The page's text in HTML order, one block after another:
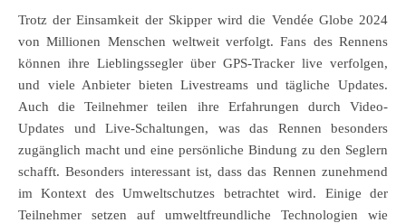
Trotz der Einsamkeit der Skipper wird die Vendée Globe 2024
von Millionen Menschen weltweit verfolgt. Fans des Rennens
können ihre Lieblingssegler über GPS-Tracker live verfolgen,
und viele Anbieter bieten Livestreams und tägliche Updates.
Auch die Teilnehmer teilen ihre Erfahrungen durch Video-
Updates und Live-Schaltungen, was das Rennen besonders
zugänglich macht und eine persönliche Bindung zu den Seglern
schafft. Besonders interessant ist, dass das Rennen zunehmend
im Kontext des Umweltschutzes betrachtet wird. Einige der
Teilnehmer setzen auf umweltfreundliche Technologien wie